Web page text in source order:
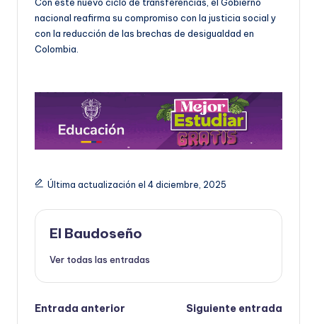
nacional reafirma su compromiso con la justicia social y
con la reducción de las brechas de desigualdad en
Colombia.
Última actualización el 4 diciembre, 2025
El Baudoseño
Ver todas las entradas
Navegación
Entrada anterior
Siguiente entrada